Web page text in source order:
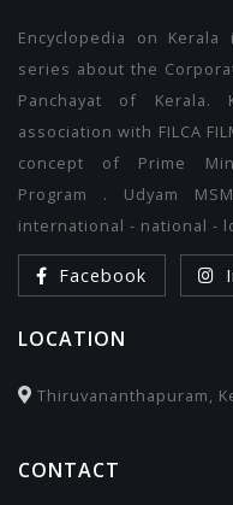
Encyclopedia on
series about the
Panchayat of Kerala.
association with FILCA
concept of Prime
Program . Udyam
international - national -
Facebook
LOCATION
Thiruvananthapuram,
CONTACT